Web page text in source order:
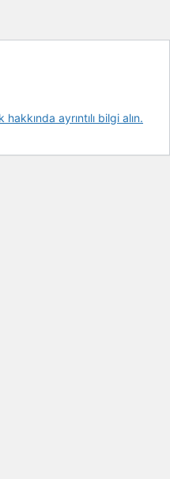
ayrıntılı bilgi alın.